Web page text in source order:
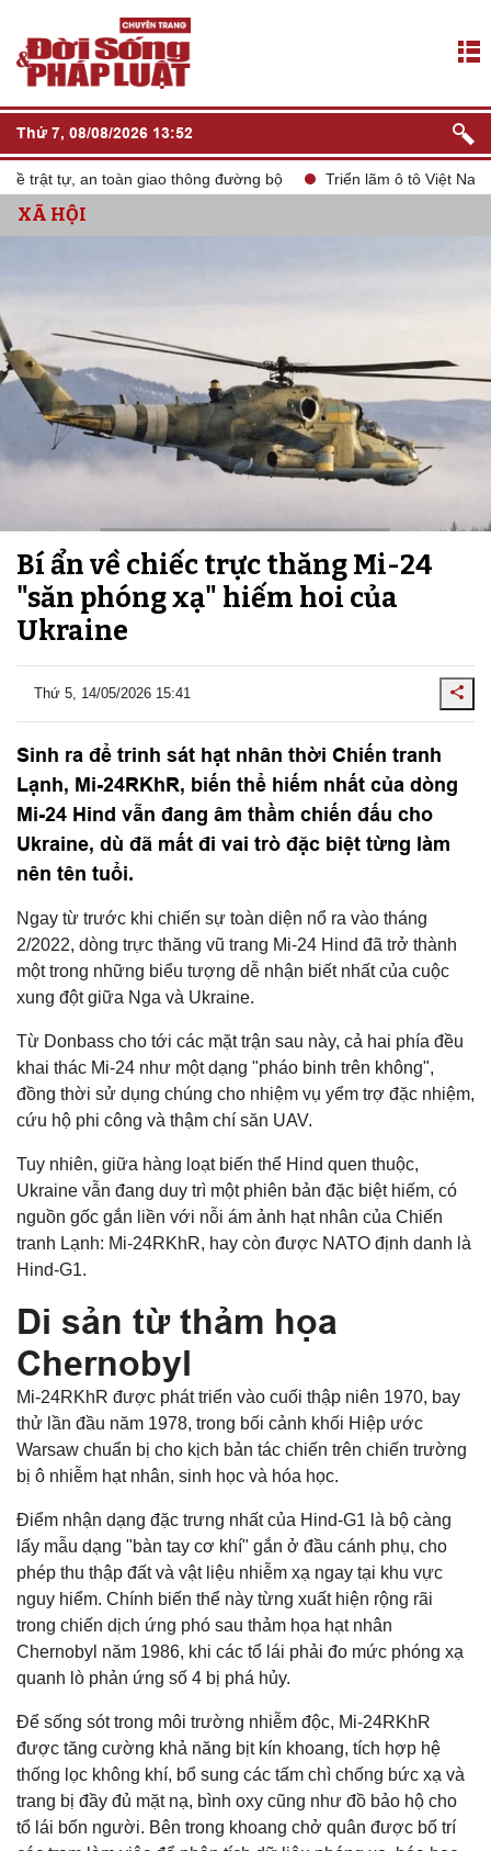
Thứ 7, 08/08/2026 13:52
tự, an toàn giao thông đường bộ Triển lãm ô tô Việt Nam VMS
XÃ HỘI
Bí ẩn về chiếc trực thăng Mi-24
"săn phóng xạ" hiếm hoi của
Ukraine
Thứ 5, 14/05/2026 15:41
Sinh ra để trinh sát hạt nhân thời Chiến tranh
Lạnh, Mi-24RKhR, biến thể hiếm nhất của dòng
Mi-24 Hind vẫn đang âm thầm chiến đấu cho
Ukraine, dù đã mất đi vai trò đặc biệt từng làm
nên tên tuổi.
Ngay từ trước khi chiến sự toàn diện nổ ra vào tháng
2/2022, dòng trực thăng vũ trang Mi-24 Hind đã trở thành
một trong những biểu tượng dễ nhận biết nhất của cuộc
xung đột giữa Nga và Ukraine.
Từ Donbass cho tới các mặt trận sau này, cả hai phía đều
khai thác Mi-24 như một dạng "pháo binh trên không",
đồng thời sử dụng chúng cho nhiệm vụ yểm trợ đặc nhiệm,
cứu hộ phi công và thậm chí săn UAV.
Tuy nhiên, giữa hàng loạt biến thể Hind quen thuộc,
Ukraine vẫn đang duy trì một phiên bản đặc biệt hiếm, có
nguồn gốc gắn liền với nỗi ám ảnh hạt nhân của Chiến
tranh Lạnh: Mi-24RKhR, hay còn được NATO định danh là
Hind-G1.
Di sản từ thảm họa
Chernobyl
Mi-24RKhR được phát triển vào cuối thập niên 1970, bay
thử lần đầu năm 1978, trong bối cảnh khối Hiệp ước
Warsaw chuẩn bị cho kịch bản tác chiến trên chiến trường
bị ô nhiễm hạt nhân, sinh học và hóa học.
Điểm nhận dạng đặc trưng nhất của Hind-G1 là bộ càng
lấy mẫu dạng "bàn tay cơ khí" gắn ở đầu cánh phụ, cho
phép thu thập đất và vật liệu nhiễm xạ ngay tại khu vực
nguy hiểm. Chính biến thể này từng xuất hiện rộng rãi
trong chiến dịch ứng phó sau thảm họa hạt nhân
Chernobyl năm 1986, khi các tổ lái phải đo mức phóng xạ
quanh lò phản ứng số 4 bị phá hủy.
Để sống sót trong môi trường nhiễm độc, Mi-24RKhR
được tăng cường khả năng bịt kín khoang, tích hợp hệ
thống lọc không khí, bổ sung các tấm chì chống bức xạ và
trang bị đầy đủ mặt nạ, bình oxy cũng như đồ bảo hộ cho
tổ lái bốn người. Bên trong khoang chở quân được bố trí